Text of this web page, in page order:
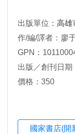
出版單位： 高雄
作/編/譯者：廖
GPN：
出版／創刊日期
價格：350
國家書店(開